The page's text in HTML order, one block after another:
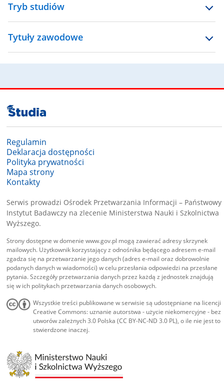
Tryb studiów
Tytuły zawodowe
Regulamin
Deklaracja dostępności
Mapa strony
Kontakty
Serwis prowadzi Ośrodek Przetwarzania Informacji – Państwowy
Instytut Badawczy na zlecenie Ministerstwa Nauki i Szkolnictwa
Wyższego.
Strony dostępne w domenie www.gov.pl mogą zawierać adresy skrzynek
mailowych. Użytkownik korzystający z odnośnika będącego adresem e-mail
zgadza się na przetwarzanie jego danych (adres e-mail oraz dobrowolnie
podanych danych w wiadomości) w celu przesłania odpowiedzi na przesłane
pytania. Szczegóły przetwarzania danych przez każdą z jednostek znajdują
się w ich politykach przetwarzania danych osobowych.
Wszystkie treści publikowane w serwisie są udostępniane na licencji
Creative Commons: uznanie autorstwa - użycie niekomercyjne - bez
utworów zależnych 3.0 Polska (CC BY-NC-ND 3.0 PL), o ile nie jest to
stwierdzone inaczej.